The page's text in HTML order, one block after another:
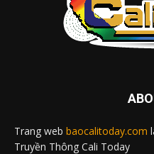
Trang web baocalitoday.com
Truyền Thông Cali Today